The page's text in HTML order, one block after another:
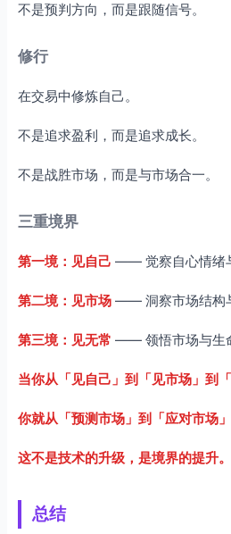
不是预判方向，而是跟随信号。
修行
在交易中修炼自己。
不是追求盈利，而是追求成长。
不是战胜市场，而是与市场合一。
三重境界
第一境：见自己 —— 觉察自心情绪
第二境：见市场 —— 洞察市场结构
第三境：见无常 —— 领悟市场与生
当你从「见自己」到「见市场」到
你就从「预测市场」到「应对市场
这不是技术的升级，是境界的提升。
总结